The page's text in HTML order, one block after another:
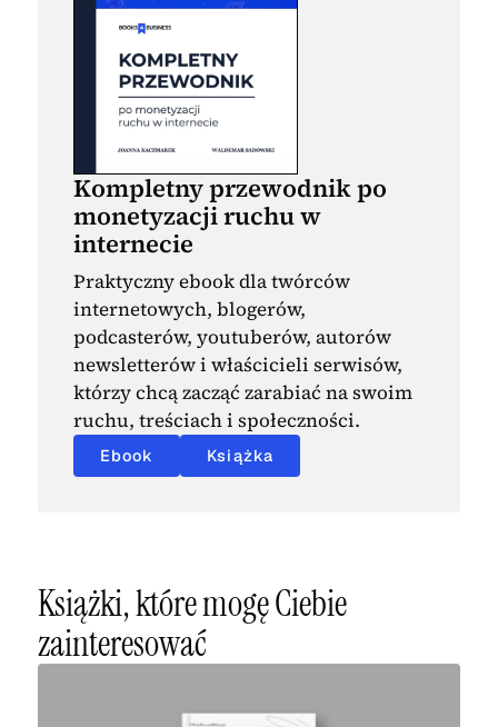
Kompletny przewodnik po
monetyzacji ruchu w
internecie
Praktyczny ebook dla twórców
internetowych, blogerów,
podcasterów, youtuberów, autorów
newsletterów i właścicieli serwisów,
którzy chcą zacząć zarabiać na swoim
ruchu, treściach i społeczności.
Ebook Książka
Książki, które mogę Ciebie
zainteresować